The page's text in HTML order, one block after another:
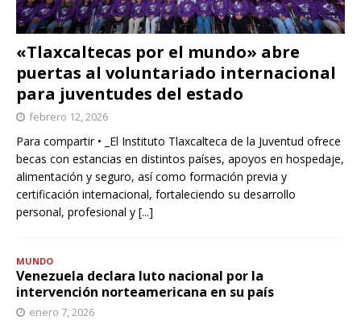
«Tlaxcaltecas por el mundo» abre
puertas al voluntariado internacional
para juventudes del estado
febrero 12, 2026
Para compartir • _El Instituto Tlaxcalteca de la Juventud ofrece
becas con estancias en distintos países, apoyos en hospedaje,
alimentación y seguro, así como formación previa y
certificación internacional, fortaleciendo su desarrollo
personal, profesional y [...]
MUNDO
Venezuela declara luto nacional por la
intervención norteamericana en su país
enero 7, 2026